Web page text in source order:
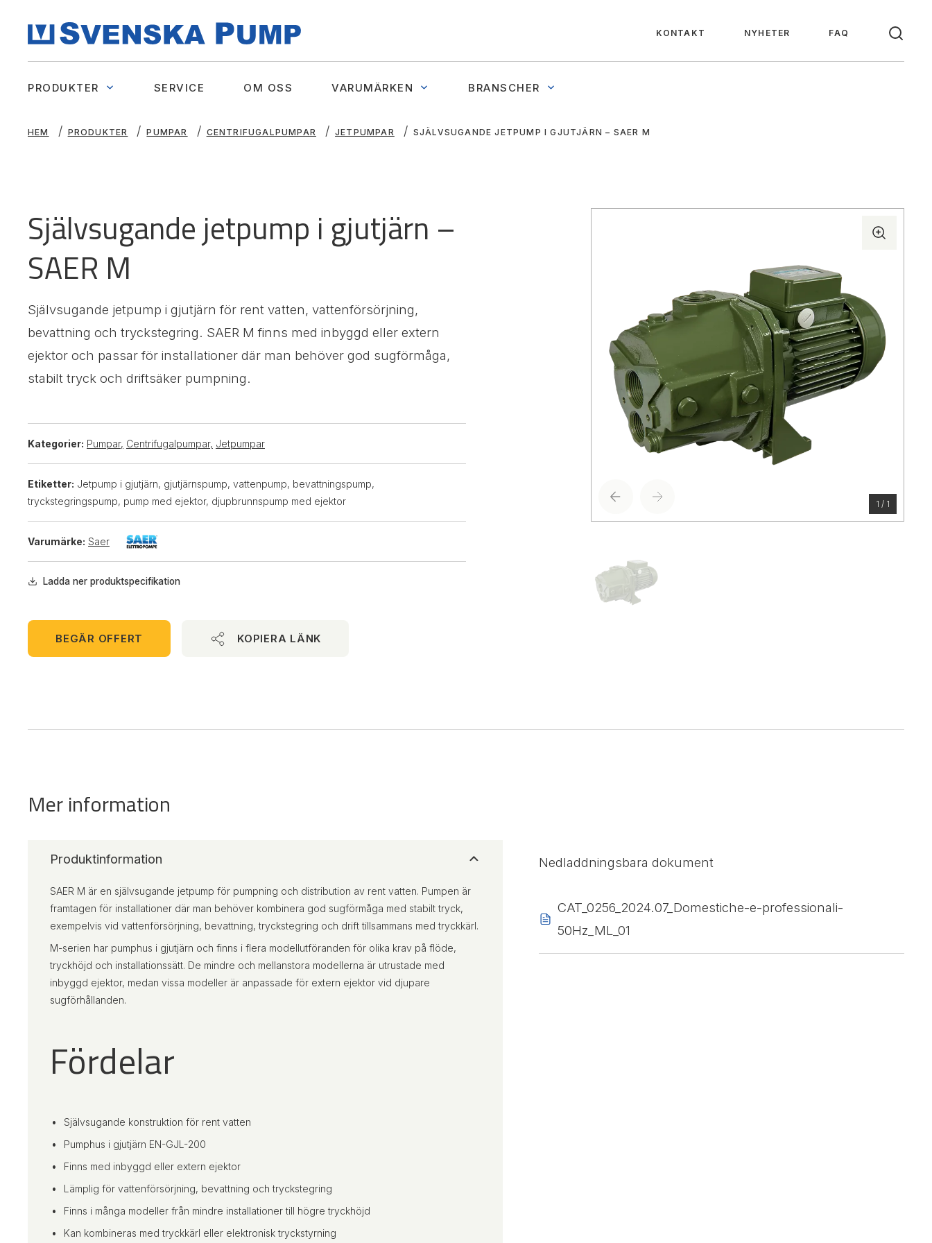
KONTAKT NYHETER FAQ
PRODUKTER SERVICE OM OSS VARUMÄRKEN BRANSCHER
HEM PRODUKTER PUMPAR CENTRIFUGALPUMPAR JETPUMPAR SJÄLVSUGANDE JETPUMP I GJUTJÄRN – SAER M
Självsugande jetpump i gjutjärn –
SAER M
Självsugande jetpump i gjutjärn för rent vatten, vattenförsörjning,
bevattning och tryckstegring. SAER M finns med inbyggd eller extern
ejektor och passar för installationer där man behöver god sugförmåga,
stabilt tryck och driftsäker pumpning.
Kategorier: Pumpar, Centrifugalpumpar, Jetpumpar
Etiketter: Jetpump i gjutjärn, gjutjärnspump, vattenpump, bevattningspump,
tryckstegringspump, pump med ejektor, djupbrunnspump med ejektor
Varumärke: Saer
Ladda ner produktspecifikation
1 / 1
BEGÄR OFFERT KOPIERA LÄNK
Mer information
Produktinformation
SAER M är en självsugande jetpump för pumpning och distribution av rent vatten. Pumpen är
framtagen för installationer där man behöver kombinera god sugförmåga med stabilt tryck,
exempelvis vid vattenförsörjning, bevattning, tryckstegring och drift tillsammans med tryckkärl.
M-serien har pumphus i gjutjärn och finns i flera modellutföranden för olika krav på flöde,
tryckhöjd och installationssätt. De mindre och mellanstora modellerna är utrustade med
inbyggd ejektor, medan vissa modeller är anpassade för extern ejektor vid djupare
sugförhållanden.
Fördelar
Självsugande konstruktion för rent vatten
Pumphus i gjutjärn EN-GJL-200
Finns med inbyggd eller extern ejektor
Lämplig för vattenförsörjning, bevattning och tryckstegring
Finns i många modeller från mindre installationer till högre tryckhöjd
Kan kombineras med tryckkärl eller elektronisk tryckstyrning
Nedladdningsbara dokument
CAT_0256_2024.07_Domestiche-e-professionali-
50Hz_ML_01